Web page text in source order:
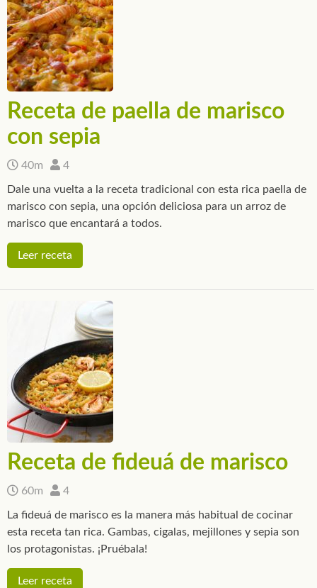
Receta de paella de marisco
con sepia
40m 4
Dale una vuelta a la receta tradicional con esta rica paella de
marisco con sepia, una opción deliciosa para un arroz de
marisco que encantará a todos.
Leer receta
Receta de fideuá de marisco
60m 4
La fideuá de marisco es la manera más habitual de cocinar
esta receta tan rica. Gambas, cigalas, mejillones y sepia son
los protagonistas. ¡Pruébala!
Leer receta